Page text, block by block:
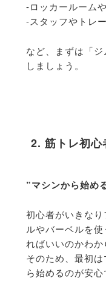
-ロッカールーム
-スタッフやトレ
など、まずは「
しましょう。
2. 筋トレ初心
”マシンから始め
初心者がいきな
ルやバーベルを
ればいいのかわか
そのため、 最初
ら始めるのが安心